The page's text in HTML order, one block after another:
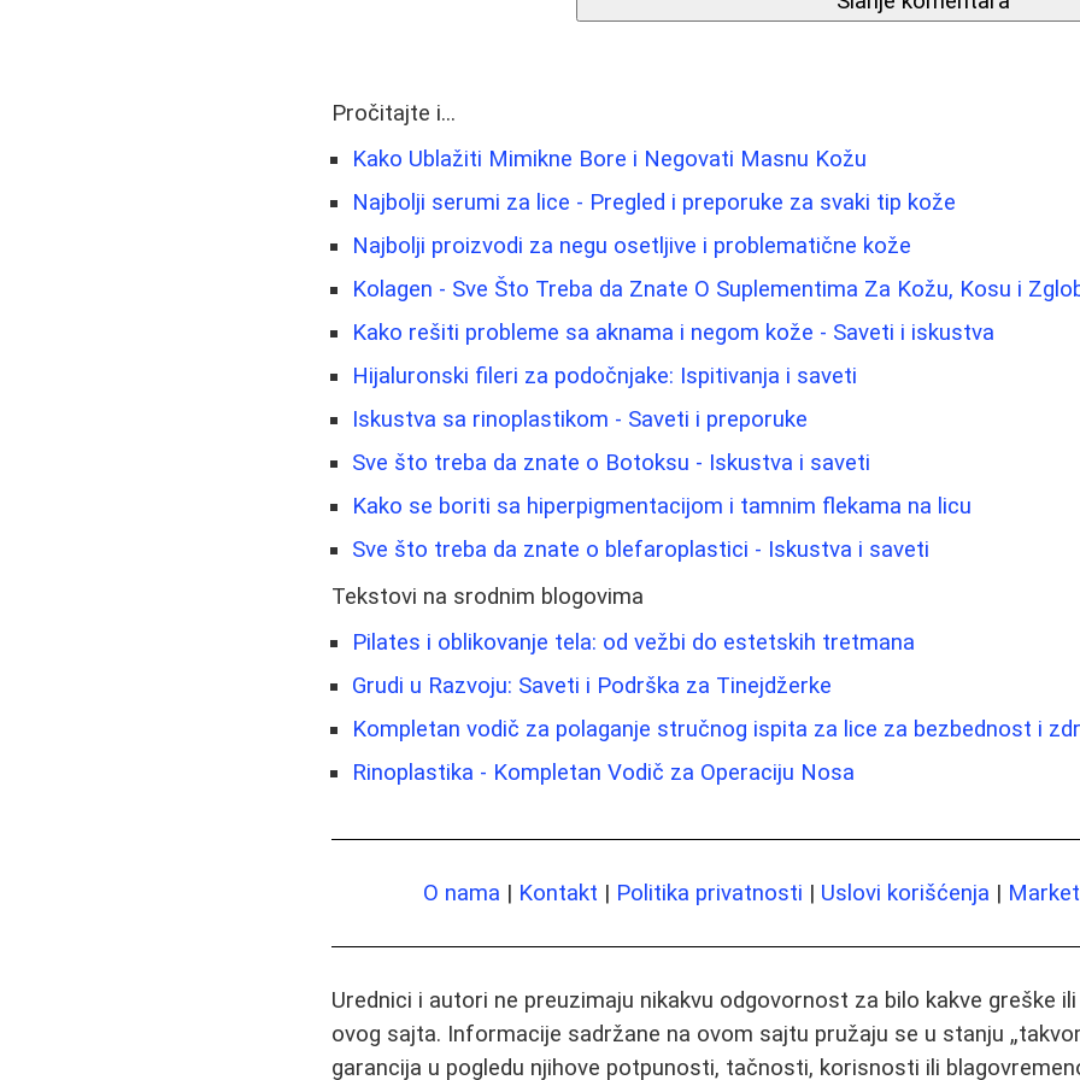
Pročitajte i...
Kako Ublažiti Mimikne Bore i Negovati Masnu Kožu
Najbolji serumi za lice - Pregled i preporuke za svaki tip kože
Najbolji proizvodi za negu osetljive i problematične kože
Kolagen - Sve Što Treba da Znate O Suplementima Za Kožu, Kosu i
Kako rešiti probleme sa aknama i negom kože - Saveti i iskustva
Hijaluronski fileri za podočnjake: Ispitivanja i saveti
Iskustva sa rinoplastikom - Saveti i preporuke
Sve što treba da znate o Botoksu - Iskustva i saveti
Kako se boriti sa hiperpigmentacijom i tamnim flekama na licu
Sve što treba da znate o blefaroplastici - Iskustva i saveti
Tekstovi na srodnim blogovima
Pilates i oblikovanje tela: od vežbi do estetskih tretmana
Grudi u Razvoju: Saveti i Podrška za Tinejdžerke
Kompletan vodič za polaganje stručnog ispita za lice za bezbednost i
Rinoplastika - Kompletan Vodič za Operaciju Nosa
O nama | Kontakt | Politika privatnosti | Uslovi korišćenja |
Urednici i autori ne preuzimaju nikakvu odgovornost za bilo kakve greške
ovog sajta. Informacije sadržane na ovom sajtu pružaju se u stanju
garancija u pogledu njihove potpunosti, tačnosti, korisnosti ili